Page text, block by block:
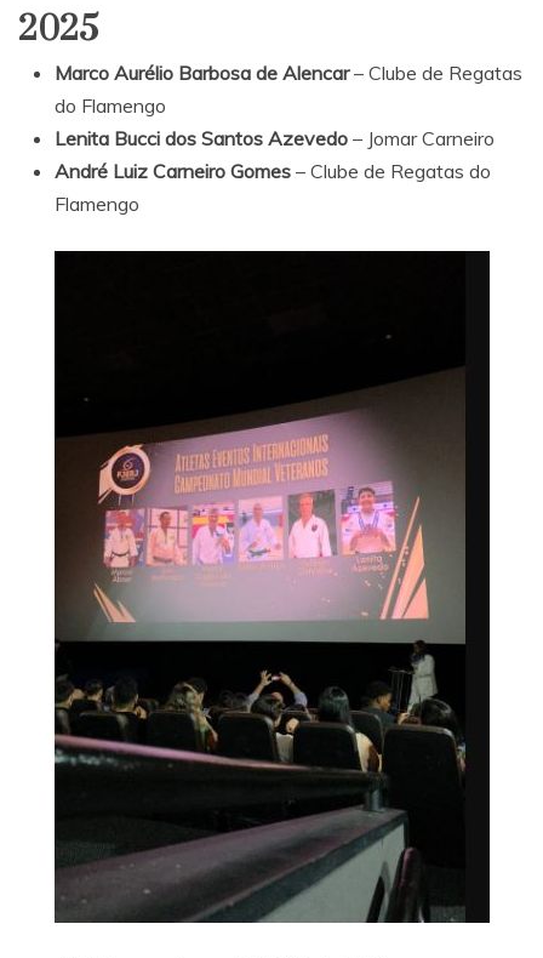
2025
Marco Aurélio Barbosa de Alencar– Clube de Regatas
do Flamengo
Lenita Bucci dos Santos Azevedo – Jomar Carneiro
André Luiz Carneiro Gomes – Clube de Regatas do
Flamengo